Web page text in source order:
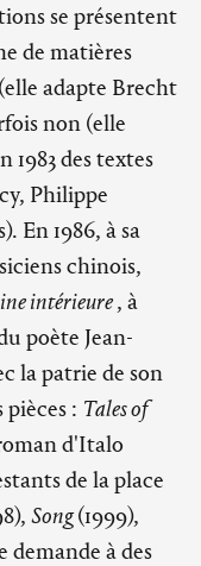
se présentent
de matières
adapte Brecht
non (elle
1983 des textes
Philippe
En 1986, à sa
chinois,
intérieure, à
poète Jean-
la patrie de son
: Tales of
d'Italo
de la place
Song(1999),
demande à des